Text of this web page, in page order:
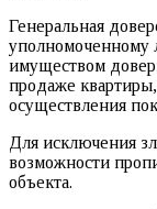
Генеральная
уполномоченному
имуществом
продаже
осуществления
Для исключения
возможности
объекта.